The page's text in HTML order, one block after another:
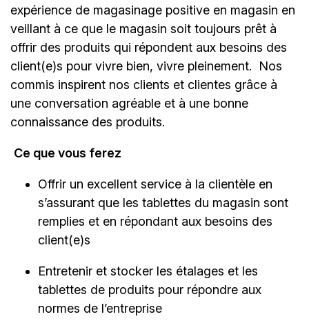
expérience de magasinage positive en magasin en
veillant à ce que le magasin soit toujours prêt à
offrir des produits qui répondent aux besoins des
client(e)s pour vivre bien, vivre pleinement. Nos
commis inspirent nos clients et clientes grâce à
une conversation agréable et à une bonne
connaissance des produits.
Ce que vous ferez
Offrir un excellent service à la clientèle en
s’assurant que les tablettes du magasin sont
remplies et en répondant aux besoins des
client(e)s
Entretenir et stocker les étalages et les
tablettes de produits pour répondre aux
normes de l’entreprise